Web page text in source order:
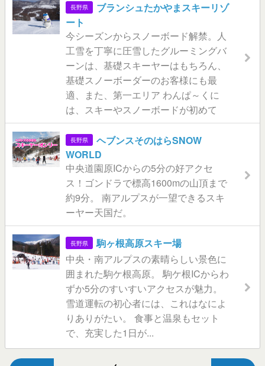
長野県
ブランシュたかやまスキーリゾ
ート
今シーズンからスノーボード解禁。人
工雪を丁寧に圧雪したグルーミングバ
ーンは、基礎スキーヤーはもちろん、
基礎スノーボーダーのお客様にも最
適、また、第一エリア わんぱ～くに
は、スキーやスノーボードが初めて
長野県
ヘブンスそのはらSNOW
WORLD
中央道園原ICからの5分の好アクセ
ス！ゴンドラで標高1600mの山頂まで
約9分。 南アルプスが一望できるスキ
ーヤー天国だ。
長野県
駒ヶ根高原スキー場
中央・南アルプスの素晴らしい景色に
囲まれた駒ケ根高原。 駒ケ根ICからわ
ずか5分のすいすいアクセスが魅力。
雪道運転の初心者には、これはなによ
りありがたい。 食事と温泉もセット
で、充実した1日が...